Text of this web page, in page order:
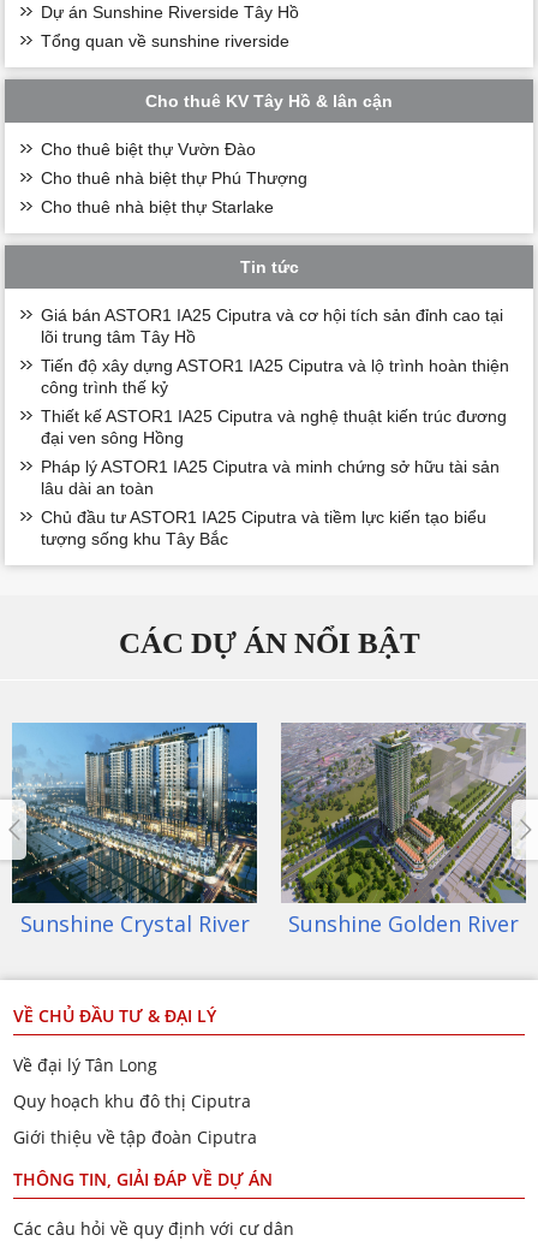
Dự án Sunshine Riverside Tây Hồ
Tổng quan về sunshine riverside
Cho thuê KV Tây Hồ & lân cận
Cho thuê biệt thự Vườn Đào
Cho thuê nhà biệt thự Phú Thượng
Cho thuê nhà biệt thự Starlake
Tin tức
Giá bán ASTOR1 IA25 Ciputra và cơ hội tích sản đỉnh cao tại
lõi trung tâm Tây Hồ
Tiến độ xây dựng ASTOR1 IA25 Ciputra và lộ trình hoàn thiện
công trình thế kỷ
Thiết kế ASTOR1 IA25 Ciputra và nghệ thuật kiến trúc đương
đại ven sông Hồng
Pháp lý ASTOR1 IA25 Ciputra và minh chứng sở hữu tài sản
lâu dài an toàn
Chủ đầu tư ASTOR1 IA25 Ciputra và tiềm lực kiến tạo biểu
tượng sống khu Tây Bắc
CÁC DỰ ÁN NỔI BẬT
Sunshine Crystal River Sunshine Golden River
VỀ CHỦ ĐẦU TƯ & ĐẠI LÝ
Về đại lý Tân Long
Quy hoạch khu đô thị Ciputra
Giới thiệu về tập đoàn Ciputra
THÔNG TIN, GIẢI ĐÁP VỀ DỰ ÁN
Các câu hỏi về quy định với cư dân